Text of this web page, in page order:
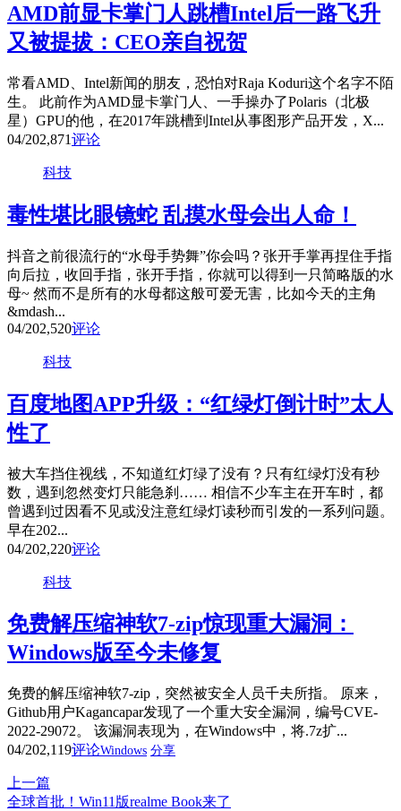
AMD前显卡掌门人跳槽Intel后一路飞升
又被提拔：CEO亲自祝贺
常看AMD、Intel新闻的朋友，恐怕对Raja Koduri这个名字不陌
生。 此前作为AMD显卡掌门人、一手操办了Polaris（北极
星）GPU的他，在2017年跳槽到Intel从事图形产品开发，X...
04/202,871评论
科技
毒性堪比眼镜蛇 乱摸水母会出人命！
抖音之前很流行的“水母手势舞”你会吗？张开手掌再捏住手指
向后拉，收回手指，张开手指，你就可以得到一只简略版的水
母~ 然而不是所有的水母都这般可爱无害，比如今天的主角
&mdash...
04/202,520评论
科技
百度地图APP升级：“红绿灯倒计时”太人
性了
被大车挡住视线，不知道红灯绿了没有？只有红绿灯没有秒
数，遇到忽然变灯只能急刹…… 相信不少车主在开车时，都
曾遇到过因看不见或没注意红绿灯读秒而引发的一系列问题。
早在202...
04/202,220评论
科技
免费解压缩神软7-zip惊现重大漏洞：
Windows版至今未修复
免费的解压缩神软7-zip，突然被安全人员千夫所指。 原来，
Github用户Kagancapar发现了一个重大安全漏洞，编号CVE-
2022-29072。 该漏洞表现为，在Windows中，将.7z扩...
04/202,119评论Windows 分享
上一篇
全球首批！Win11版realme Book来了